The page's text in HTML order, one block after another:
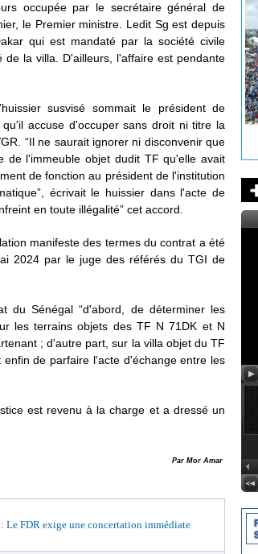
occupée par le secrétaire général de
le Premier ministre. Ledit Sg est depuis
qui est mandaté par la société civile
la villa. D'ailleurs, l'affaire est pendante
susvisé sommait le président de
accuse d'occuper sans droit ni titre la
“Il ne saurait ignorer ni disconvenir que
de l'immeuble objet dudit TF qu'elle avait
de fonction au président de l'institution
écrivait le huissier dans l'acte de
en toute illégalité” cet accord.
manifeste des termes du contrat a été
2024 par le juge des référés du TGI de
du Sénégal “d'abord, de déterminer les
les terrains objets des TF N 71DK et N
; d'autre part, sur la villa objet du TF
de parfaire l'acte d'échange entre les
est revenu à la charge et a dressé un
Par Mor Amar
Le FDR exige une concertation immédiate